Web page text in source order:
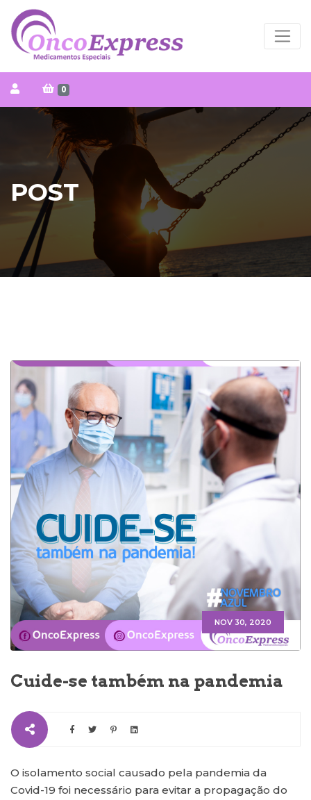
0
POST
NOV 30, 2020
Cuide-se também na pandemia
O isolamento social causado pela pandemia da
Covid-19 foi necessário para evitar a propagação do